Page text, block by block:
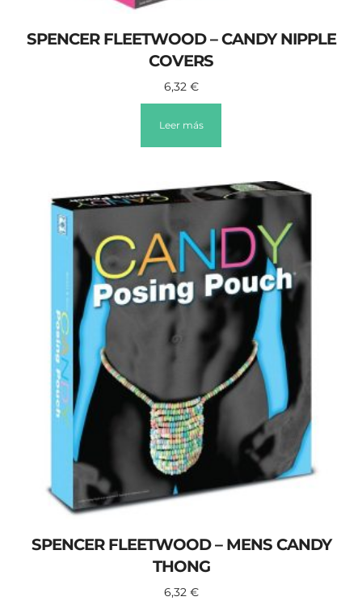
SPENCER FLEETWOOD – CANDY NIPPLE
COVERS
6,32 €
Leer más
SPENCER FLEETWOOD – MENS CANDY
THONG
6,32 €